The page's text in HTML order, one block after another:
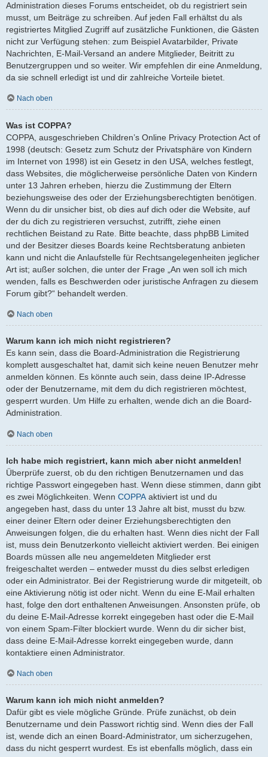
Administration dieses Forums entscheidet, ob du registriert sein
musst, um Beiträge zu schreiben. Auf jeden Fall erhältst du als
registriertes Mitglied Zugriff auf zusätzliche Funktionen, die Gästen
nicht zur Verfügung stehen: zum Beispiel Avatarbilder, Private
Nachrichten, E-Mail-Versand an andere Mitglieder, Beitritt zu
Benutzergruppen und so weiter. Wir empfehlen dir eine Anmeldung,
da sie schnell erledigt ist und dir zahlreiche Vorteile bietet.
Nach oben
Was ist COPPA?
COPPA, ausgeschrieben Children’s Online Privacy Protection Act of
1998 (deutsch: Gesetz zum Schutz der Privatsphäre von Kindern
im Internet von 1998) ist ein Gesetz in den USA, welches festlegt,
dass Websites, die möglicherweise persönliche Daten von Kindern
unter 13 Jahren erheben, hierzu die Zustimmung der Eltern
beziehungsweise des oder der Erziehungsberechtigten benötigen.
Wenn du dir unsicher bist, ob dies auf dich oder die Website, auf
der du dich zu registrieren versuchst, zutrifft, ziehe einen
rechtlichen Beistand zu Rate. Bitte beachte, dass phpBB Limited
und der Besitzer dieses Boards keine Rechtsberatung anbieten
kann und nicht die Anlaufstelle für Rechtsangelegenheiten jeglicher
Art ist; außer solchen, die unter der Frage „An wen soll ich mich
wenden, falls es Beschwerden oder juristische Anfragen zu diesem
Forum gibt?“ behandelt werden.
Nach oben
Warum kann ich mich nicht registrieren?
Es kann sein, dass die Board-Administration die Registrierung
komplett ausgeschaltet hat, damit sich keine neuen Benutzer mehr
anmelden können. Es könnte auch sein, dass deine IP-Adresse
oder der Benutzername, mit dem du dich registrieren möchtest,
gesperrt wurden. Um Hilfe zu erhalten, wende dich an die Board-
Administration.
Nach oben
Ich habe mich registriert, kann mich aber nicht anmelden!
Überprüfe zuerst, ob du den richtigen Benutzernamen und das
richtige Passwort eingegeben hast. Wenn diese stimmen, dann gibt
es zwei Möglichkeiten. Wenn COPPA aktiviert ist und du
angegeben hast, dass du unter 13 Jahre alt bist, musst du bzw.
einer deiner Eltern oder deiner Erziehungsberechtigten den
Anweisungen folgen, die du erhalten hast. Wenn dies nicht der Fall
ist, muss dein Benutzerkonto vielleicht aktiviert werden. Bei einigen
Boards müssen alle neu angemeldeten Mitglieder erst
freigeschaltet werden – entweder musst du dies selbst erledigen
oder ein Administrator. Bei der Registrierung wurde dir mitgeteilt, ob
eine Aktivierung nötig ist oder nicht. Wenn du eine E-Mail erhalten
hast, folge den dort enthaltenen Anweisungen. Ansonsten prüfe, ob
du deine E-Mail-Adresse korrekt eingegeben hast oder die E-Mail
von einem Spam-Filter blockiert wurde. Wenn du dir sicher bist,
dass deine E-Mail-Adresse korrekt eingegeben wurde, dann
kontaktiere einen Administrator.
Nach oben
Warum kann ich mich nicht anmelden?
Dafür gibt es viele mögliche Gründe. Prüfe zunächst, ob dein
Benutzername und dein Passwort richtig sind. Wenn dies der Fall
ist, wende dich an einen Board-Administrator, um sicherzugehen,
dass du nicht gesperrt wurdest. Es ist ebenfalls möglich, dass ein